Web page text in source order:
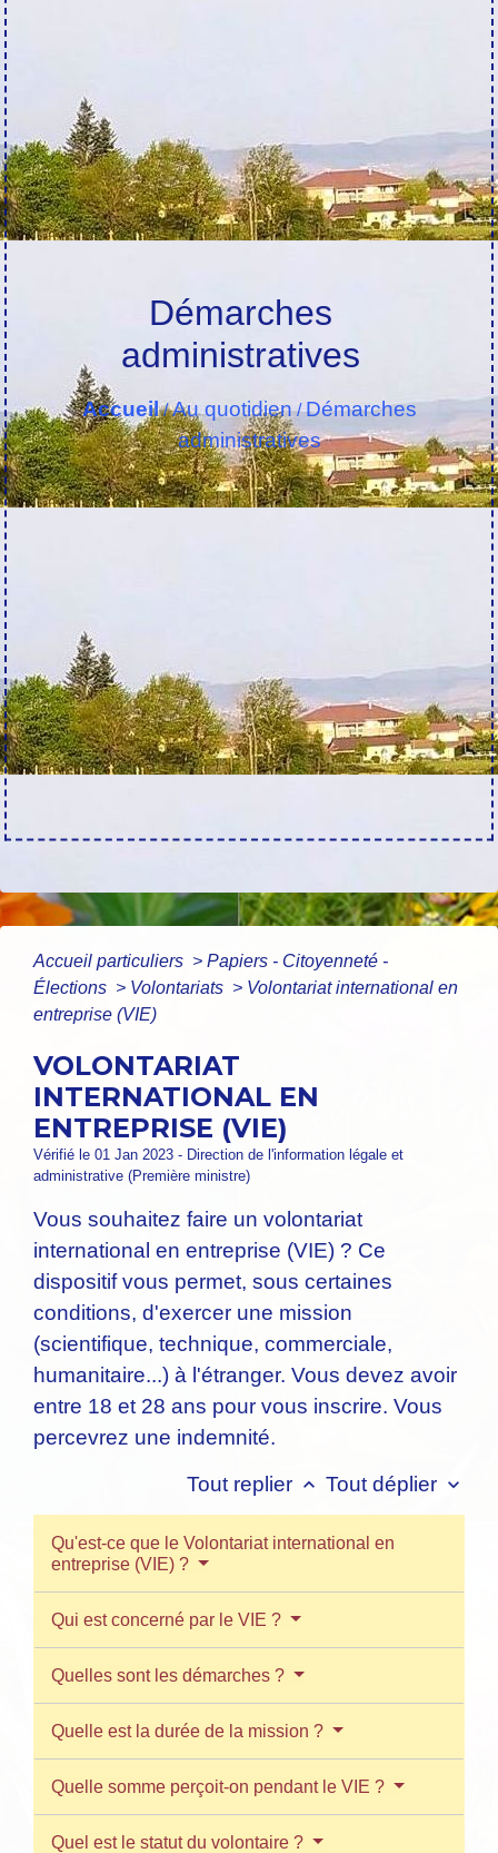
Démarches
administratives
Accueil/Au quotidien/Démarches
administratives
Accueil particuliers > Papiers - Citoyenneté -
Élections > Volontariats > Volontariat international en
entreprise (VIE)
VOLONTARIAT
INTERNATIONAL EN
ENTREPRISE (VIE)
Vérifié le 01 Jan 2023 - Direction de l'information légale et
administrative (Première ministre)
Vous souhaitez faire un volontariat
international en entreprise (VIE) ? Ce
dispositif vous permet, sous certaines
conditions, d'exercer une mission
(scientifique, technique, commerciale,
humanitaire...) à l'étranger. Vous devez avoir
entre 18 et 28 ans pour vous inscrire. Vous
percevrez une indemnité.
Tout replier keyboard_arrow_up Tout déplier keyboard_arrow_down
Qu'est-ce que le Volontariat international en
entreprise (VIE) ?
Qui est concerné par le VIE ?
Quelles sont les démarches ?
Quelle est la durée de la mission ?
Quelle somme perçoit-on pendant le VIE ?
Quel est le statut du volontaire ?